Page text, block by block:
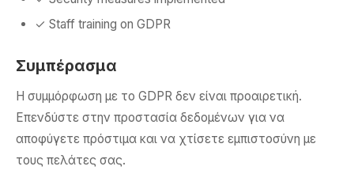
✓ Staff training on GDPR
Συμπέρασμα
Η συμμόρφωση με το GDPR δεν είναι προαιρετική.
Επενδύστε στην προστασία δεδομένων για να
αποφύγετε πρόστιμα και να χτίσετε εμπιστοσύνη με
τους πελάτες σας.